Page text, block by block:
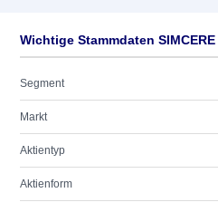
Wichtige Stammdaten SIMCERE
Segment
Markt
Aktientyp
Aktienform